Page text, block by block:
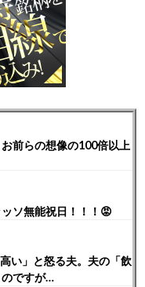
前らの想像の100倍以上
ソ無能祝日！！！😡
い」と怒る夫。夫の「飲
のですが…